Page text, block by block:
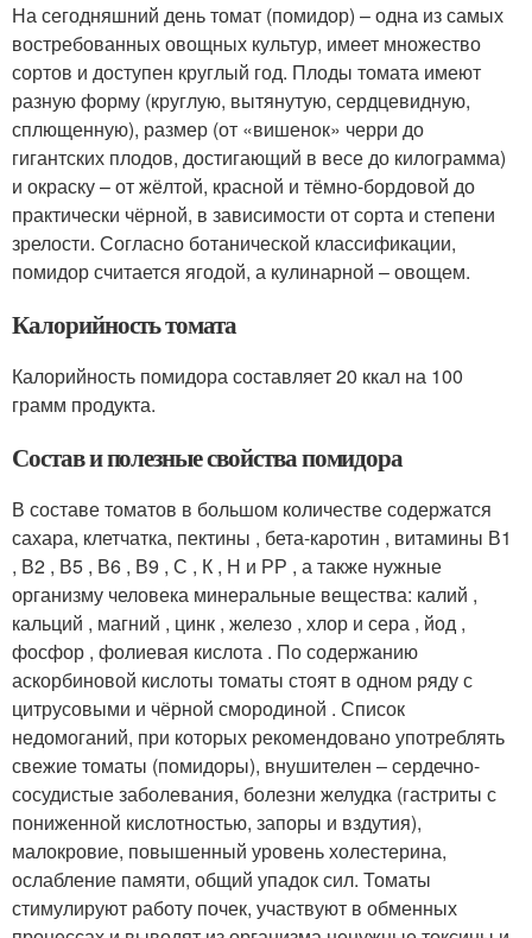
На сегодняшний день томат (помидор) – одна из самых
востребованных овощных культур, имеет множество
сортов и доступен круглый год. Плоды томата имеют
разную форму (круглую, вытянутую, сердцевидную,
сплющенную), размер (от «вишенок» черри до
гигантских плодов, достигающий в весе до килограмма)
и окраску – от жёлтой, красной и тёмно-бордовой до
практически чёрной, в зависимости от сорта и степени
зрелости. Согласно ботанической классификации,
помидор считается ягодой, а кулинарной – овощем.
Калорийность томата
Калорийность помидора составляет 20 ккал на 100
грамм продукта.
Состав и полезные свойства помидора
В составе томатов в большом количестве содержатся
сахара, клетчатка, пектины , бета-каротин , витамины В1
, В2 , В5 , В6 , В9 , С , К , Н и РР , а также нужные
организму человека минеральные вещества: калий ,
кальций , магний , цинк , железо , хлор и сера , йод ,
фосфор , фолиевая кислота . По содержанию
аскорбиновой кислоты томаты стоят в одном ряду с
цитрусовыми и чёрной смородиной . Список
недомоганий, при которых рекомендовано употреблять
свежие томаты (помидоры), внушителен – сердечно-
сосудистые заболевания, болезни желудка (гастриты с
пониженной кислотностью, запоры и вздутия),
малокровие, повышенный уровень холестерина,
ослабление памяти, общий упадок сил. Томаты
стимулируют работу почек, участвуют в обменных